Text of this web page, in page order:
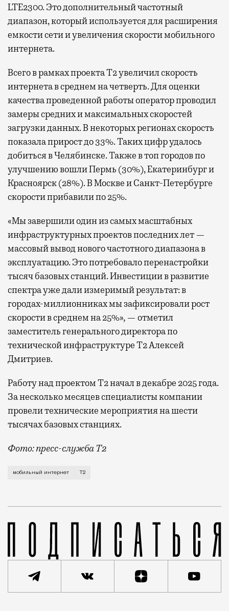
LTE2300. Это дополнительный частотный
диапазон, который используется для расширения
емкости сети и увеличения скорости мобильного
интернета.
Всего в рамках проекта Т2 увеличил скорость
интернета в среднем на четверть. Для оценки
качества проведенной работы оператор проводил
замеры средних и максимальных скоростей
загрузки данных. В некоторых регионах скорость
показала прирост до 33%. Таких цифр удалось
добиться в Челябинске. Также в топ городов по
улучшению вошли Пермь (30%), Екатеринбург и
Красноярск (28%). В Москве и Санкт-Петербурге
скорости прибавили по 25%.
«Мы завершили один из самых масштабных
инфраструктурных проектов последних лет —
массовый вывод нового частотного диапазона в
эксплуатацию. Это потребовало перенастройки
тысяч базовых станций. Инвестиции в развитие
спектра уже дали измеримый результат: в
городах-миллионниках мы зафиксировали рост
скорости в среднем на 25%», — отметил
заместитель генерального директора по
технической инфраструктуре Т2 Алексей
Дмитриев.
Работу над проектом Т2 начал в декабре 2025 года.
За несколько месяцев специалисты компании
провели технические мероприятия на шести
тысячах базовых станциях.
Фото: пресс-служба Т2
Мобильный оператор Т2 завершил работы по
мобильный интернет Т2